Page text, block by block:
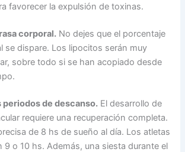
favorecer la expulsión de toxinas.
corporal. No dejes que el porcentaje
se dispare. Los lipocitos serán muy
sobre todo si se han acopiado desde
periodos de descanso. El desarrollo de
requiere una recuperación completa.
de 8 hs de sueño al día. Los atletas
9 o 10 hs. Además, una siesta durante el